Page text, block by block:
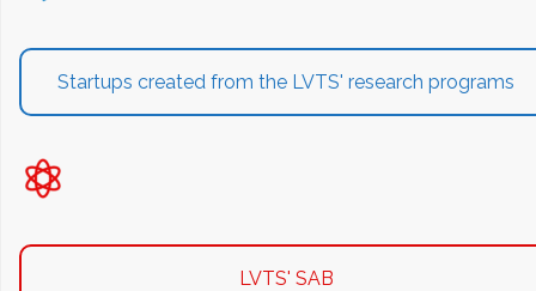
Startups created from the LVTS' research programs
LVTS' SAB